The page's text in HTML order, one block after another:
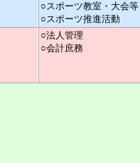
○スポーツ教室・大会等
○スポーツ推進活動
○法人管理
○会計庶務